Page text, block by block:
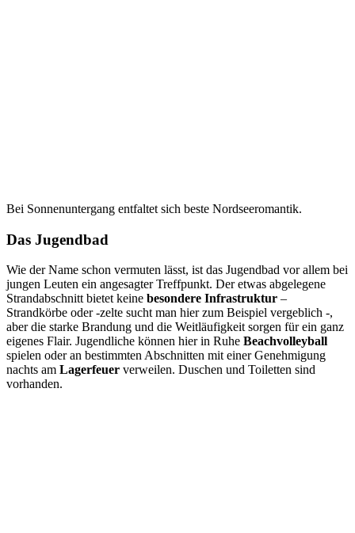
Bei Sonnenuntergang entfaltet sich beste Nordseeromantik.
Das Jugendbad
Wie der Name schon vermuten lässt, ist das Jugendbad vor allem bei
jungen Leuten ein angesagter Treffpunkt. Der etwas abgelegene
Strandabschnitt bietet keine besondere Infrastruktur –
Strandkörbe oder -zelte sucht man hier zum Beispiel vergeblich -,
aber die starke Brandung und die Weitläufigkeit sorgen für ein ganz
eigenes Flair. Jugendliche können hier in Ruhe Beachvolleyball
spielen oder an bestimmten Abschnitten mit einer Genehmigung
nachts am Lagerfeuer verweilen. Duschen und Toiletten sind
vorhanden.